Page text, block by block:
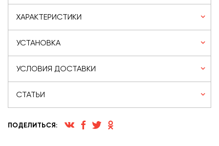
ХАРАКТЕРИСТИКИ
УСТАНОВКА
УСЛОВИЯ ДОСТАВКИ
СТАТЬИ
ПОДЕЛИТЬСЯ: